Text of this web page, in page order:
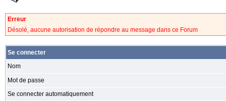
Erreur
Désolé, aucune autorisation de répondre au message dans ce Forum
Se connecter
Nom
Mot de passe
Se connecter automatiquement